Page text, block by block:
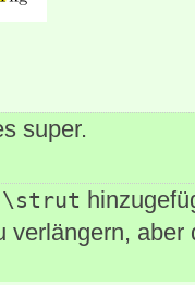
super.
\strut
verlängern,